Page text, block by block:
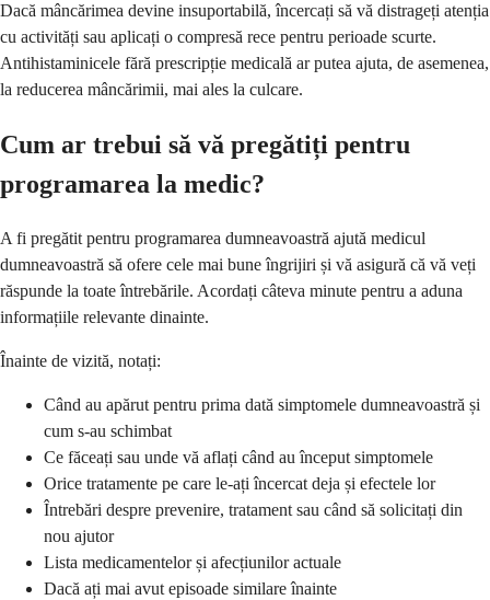
Dacă mâncărimea devine insuportabilă, încercați să vă distrageți atenția
cu activități sau aplicați o compresă rece pentru perioade scurte.
Antihistaminicele fără prescripție medicală ar putea ajuta, de asemenea,
la reducerea mâncărimii, mai ales la culcare.
Cum ar trebui să vă pregătiți pentru
programarea la medic?
A fi pregătit pentru programarea dumneavoastră ajută medicul
dumneavoastră să ofere cele mai bune îngrijiri și vă asigură că vă veți
răspunde la toate întrebările. Acordați câteva minute pentru a aduna
informațiile relevante dinainte.
Înainte de vizită, notați:
Când au apărut pentru prima dată simptomele dumneavoastră și
cum s-au schimbat
Ce făceați sau unde vă aflați când au început simptomele
Orice tratamente pe care le-ați încercat deja și efectele lor
Întrebări despre prevenire, tratament sau când să solicitați din
nou ajutor
Lista medicamentelor și afecțiunilor actuale
Dacă ați mai avut episoade similare înainte